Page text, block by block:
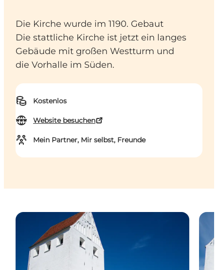
Die Kirche wurde im 1190. Gebaut
Die stattliche Kirche ist jetzt ein langes
Gebäude mit großen Westturm und
die Vorhalle im Süden.
Kostenlos
Website besuchen
Mein Partner, Mir selbst, Freunde